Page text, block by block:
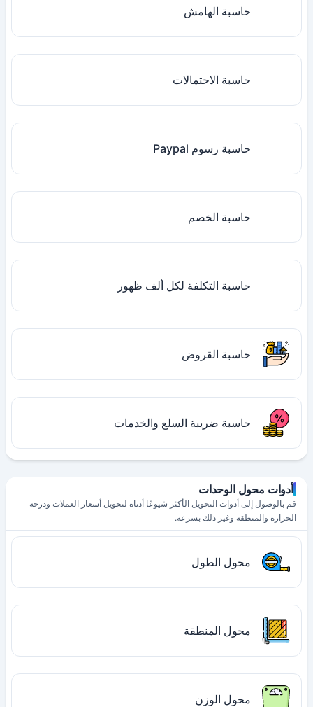
حاسبة الهامش
حاسبة الاحتمالات
حاسبة رسوم Paypal
حاسبة الخصم
حاسبة التكلفة لكل ألف ظهور
حاسبة القروض
حاسبة ضريبة السلع والخدمات
أدوات محول الوحدات
قم بالوصول إلى أدوات التحويل الأكثر شيوعًا أدناه لتحويل أسعار العملات ودرجة
الحرارة والمنطقة وغير ذلك بسرعة.
محول الطول
محول المنطقة
محول الوزن